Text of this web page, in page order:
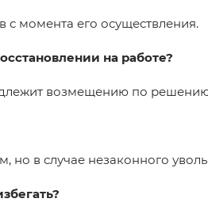
момента его осуществления.
на работе?
возмещению по
в случае незаконного